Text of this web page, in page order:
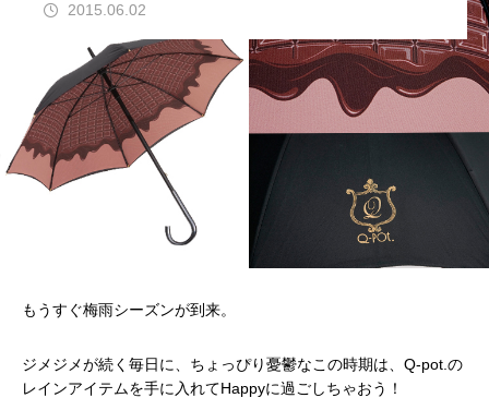
2015.06.02
もうすぐ梅雨シーズンが到来。
ジメジメが続く毎日に、ちょっぴり憂鬱なこの時期は、Q-pot.の
レインアイテムを手に入れてHappyに過ごしちゃおう！